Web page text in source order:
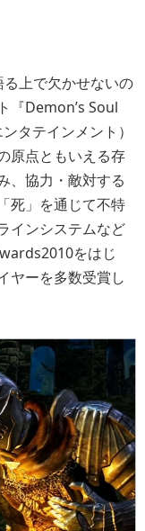
上で欠かせないの
『Demon’s Soul
タテインメント）
原点ともいえる存
、協力・敵対する
死」を通じて不特
インシステムなど
をはじ
ヤーを多数受賞し